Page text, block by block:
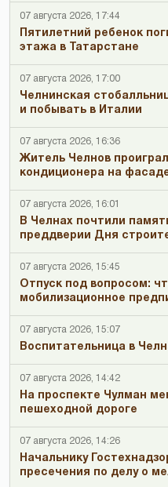
07 августа 2026, 17:44
Пятилетний ребенок
этажа в Татарстане
07 августа 2026, 17:00
Челнинская
и побывать в Италии
07 августа 2026, 16:36
Житель Челнов
кондиционера на
07 августа 2026, 16:01
В Челнах почтили
преддверии Дня
07 августа 2026, 15:45
Отпуск под вопросом:
мобилизационное
07 августа 2026, 15:07
Воспитательница в
07 августа 2026, 14:42
На проспекте Чулман
пешеходной дороге
07 августа 2026, 14:26
Начальнику
пресечения по делу о